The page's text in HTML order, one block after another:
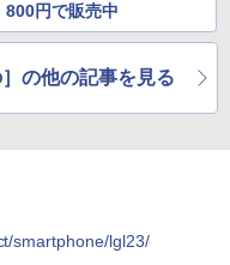
800円で販売中
の他の記事を見る
smartphone/lgl23/